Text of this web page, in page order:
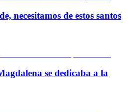
necesitamos de estos santos
se dedicaba a la